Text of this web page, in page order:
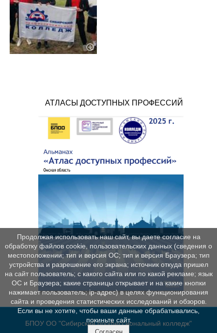
АТЛАСЫ ДОСТУПНЫХ ПРОФЕССИЙ
БПОУ ОО "Сибирский профессиональный колледж"
Продолжая использовать наш сайт, вы даете согласие на
обработку файлов cookie, пользовательских данных (сведения о
местоположении; тип и версия ОС; тип и версия Браузера; тип
устройства и разрешение его экрана; источник откуда пришел
на сайт пользователь; с какого сайта или по какой рекламе; язык
ОС и Браузера; какие страницы открывает и на какие кнопки
нажимает пользователь; ip-адрес) в целях функционирования
сайта и проведения статистических исследований и обзоров.
Если вы не хотите, чтобы ваши данные обрабатывались,
покиньте сайт.